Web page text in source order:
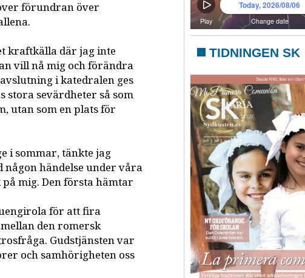
förundran över
kraftkälla där jag inte
vill nå mig och förändra
i katedralen ges
stora sevärdheter så som
utan som en plats för
i sommar, tänkte jag
händelse under våra
mig. Den första hämtar
för att fira
den romersk
Gudstjänsten var
och samhörigheten oss
TIDNINGEN SK